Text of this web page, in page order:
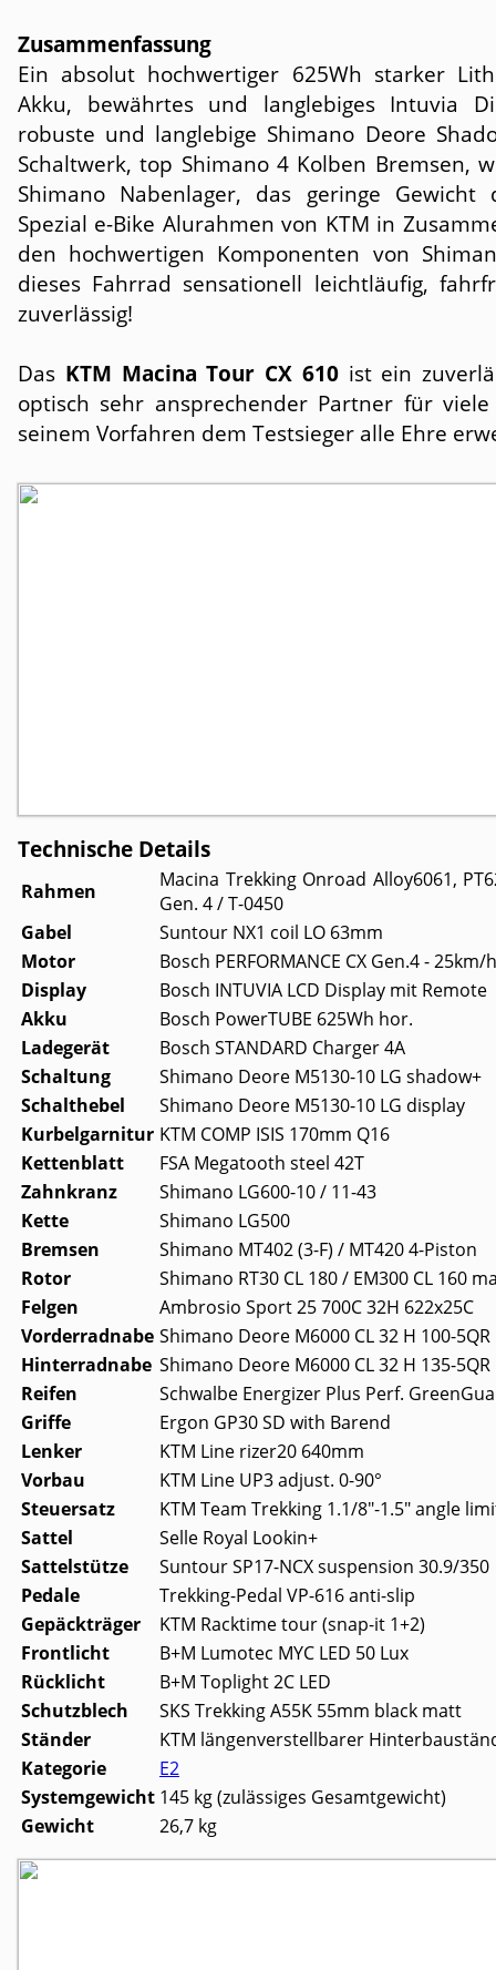
Zusammenfassung
Ein absolut hochwertiger 625Wh starker
Akku, bewährtes und langlebiges Intuvia
robuste und langlebige Shimano Deore
Schaltwerk, top Shimano 4 Kolben Bremsen,
Shimano Nabenlager, das geringe Gewicht
Spezial e-Bike Alurahmen von KTM in
den hochwertigen Komponenten von
dieses Fahrrad sensationell leichtläufig,
zuverlässig!
Das KTM Macina Tour CX 610ist ein
optisch sehr ansprechender Partner für viele
seinem Vorfahren dem Testsieger alle Ehre
Technische Details
Rahmen
Macina Trekking Onroad Alloy6061,
Gen. 4 / T-0450
Gabel
Suntour NX1 coil LO 63mm
Motor
Bosch PERFORMANCE CX Gen.4 -
Display
Bosch INTUVIA LCD Display mit Remote
Akku
Bosch PowerTUBE 625Wh hor.
Ladegerät
Bosch STANDARD Charger 4A
Schaltung
Shimano Deore M5130-10 LG shadow+
Schalthebel
Shimano Deore M5130-10 LG display
Kurbelgarnitur KTM COMP ISIS 170mm Q16
Kettenblatt
FSA Megatooth steel 42T
Zahnkranz
Shimano LG600-10 / 11-43
Kette
Shimano LG500
Bremsen
Shimano MT402 (3-F) / MT420 4-Piston
Rotor
Shimano RT30 CL 180 / EM300 CL 160
Felgen
Ambrosio Sport 25 700C 32H 622x25C
Vorderradnabe Shimano Deore M6000 CL 32 H 100-5QR
Hinterradnabe Shimano Deore M6000 CL 32 H 135-5QR
Reifen
Schwalbe Energizer Plus Perf.
Griffe
Ergon GP30 SD with Barend
Lenker
KTM Line rizer20 640mm
Vorbau
KTM Line UP3 adjust. 0-90°
Steuersatz
KTM Team Trekking 1.1/8"-1.5" angle
Sattel
Selle Royal Lookin+
Sattelstütze
Suntour SP17-NCX suspension 30.9/350
Pedale
Trekking-Pedal VP-616 anti-slip
Gepäckträger
KTM Racktime tour (snap-it 1+2)
Frontlicht
B+M Lumotec MYC LED 50 Lux
Rücklicht
B+M Toplight 2C LED
Schutzblech
SKS Trekking A55K 55mm black matt
Ständer
KTM längenverstellbarer
Kategorie
E2
Systemgewicht 145 kg (zulässiges Gesamtgewicht)
Gewicht
26,7 kg